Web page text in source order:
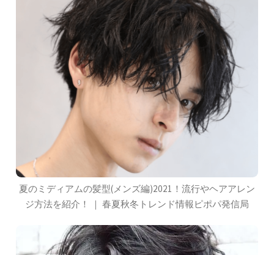
夏のミディアムの髪型(メンズ編)2021！流行やヘアアレン
ジ方法を紹介！ ｜ 春夏秋冬トレンド情報ピポパ発信局